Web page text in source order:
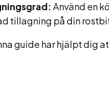
Använd en
tillagning på din
guide har hjälpt dig